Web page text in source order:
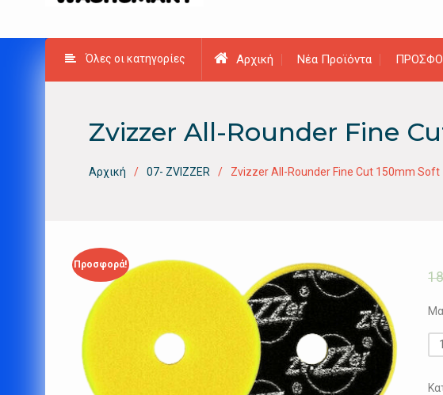
Όλες οι κατηγορίες Αρχική Νέα Προϊόντα
Zvizzer All-Rounder Fine
Αρχική 07- ZVIZZER Zvizzer All-Rounder Fine Cut 150mm Soft
Προσφορά!